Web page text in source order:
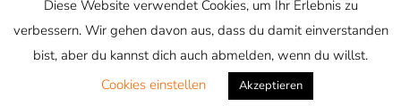
Copyright © 2026 Daniel Wandelt
Diese Website verwendet Cookies, um Ihr Erlebnis zu
verbessern. Wir gehen davon aus, dass du damit einverstanden
bist, aber du kannst dich auch abmelden, wenn du willst.
Cookies einstellen
Akzeptieren